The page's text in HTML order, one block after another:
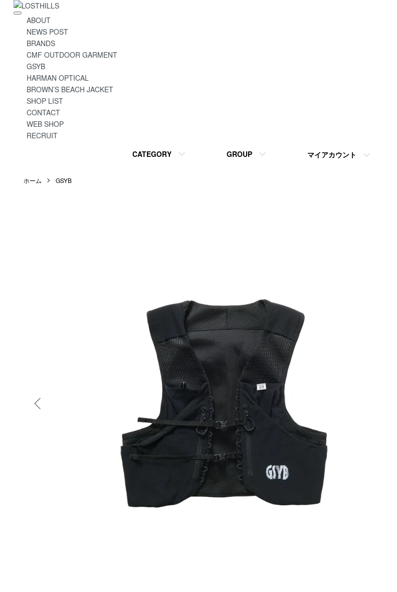
ABOUT
NEWS POST
BRANDS
CMF OUTDOOR GARMENT
GSYB
HARMAN OPTICAL
BROWN’S BEACH JACKET
SHOP LIST
CONTACT
WEB SHOP
RECRUIT
CATEGORY GROUP マイアカウント
ホーム GSYB